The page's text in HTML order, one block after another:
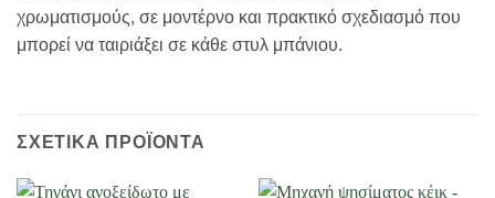
χρωματισμούς, σε μοντέρνο και πρακτικό σχεδιασμό που
μπορεί να ταιριάξει σε κάθε στυλ μπάνιου.
ΣΧΕΤΙΚΆ ΠΡΟΪΌΝΤΑ